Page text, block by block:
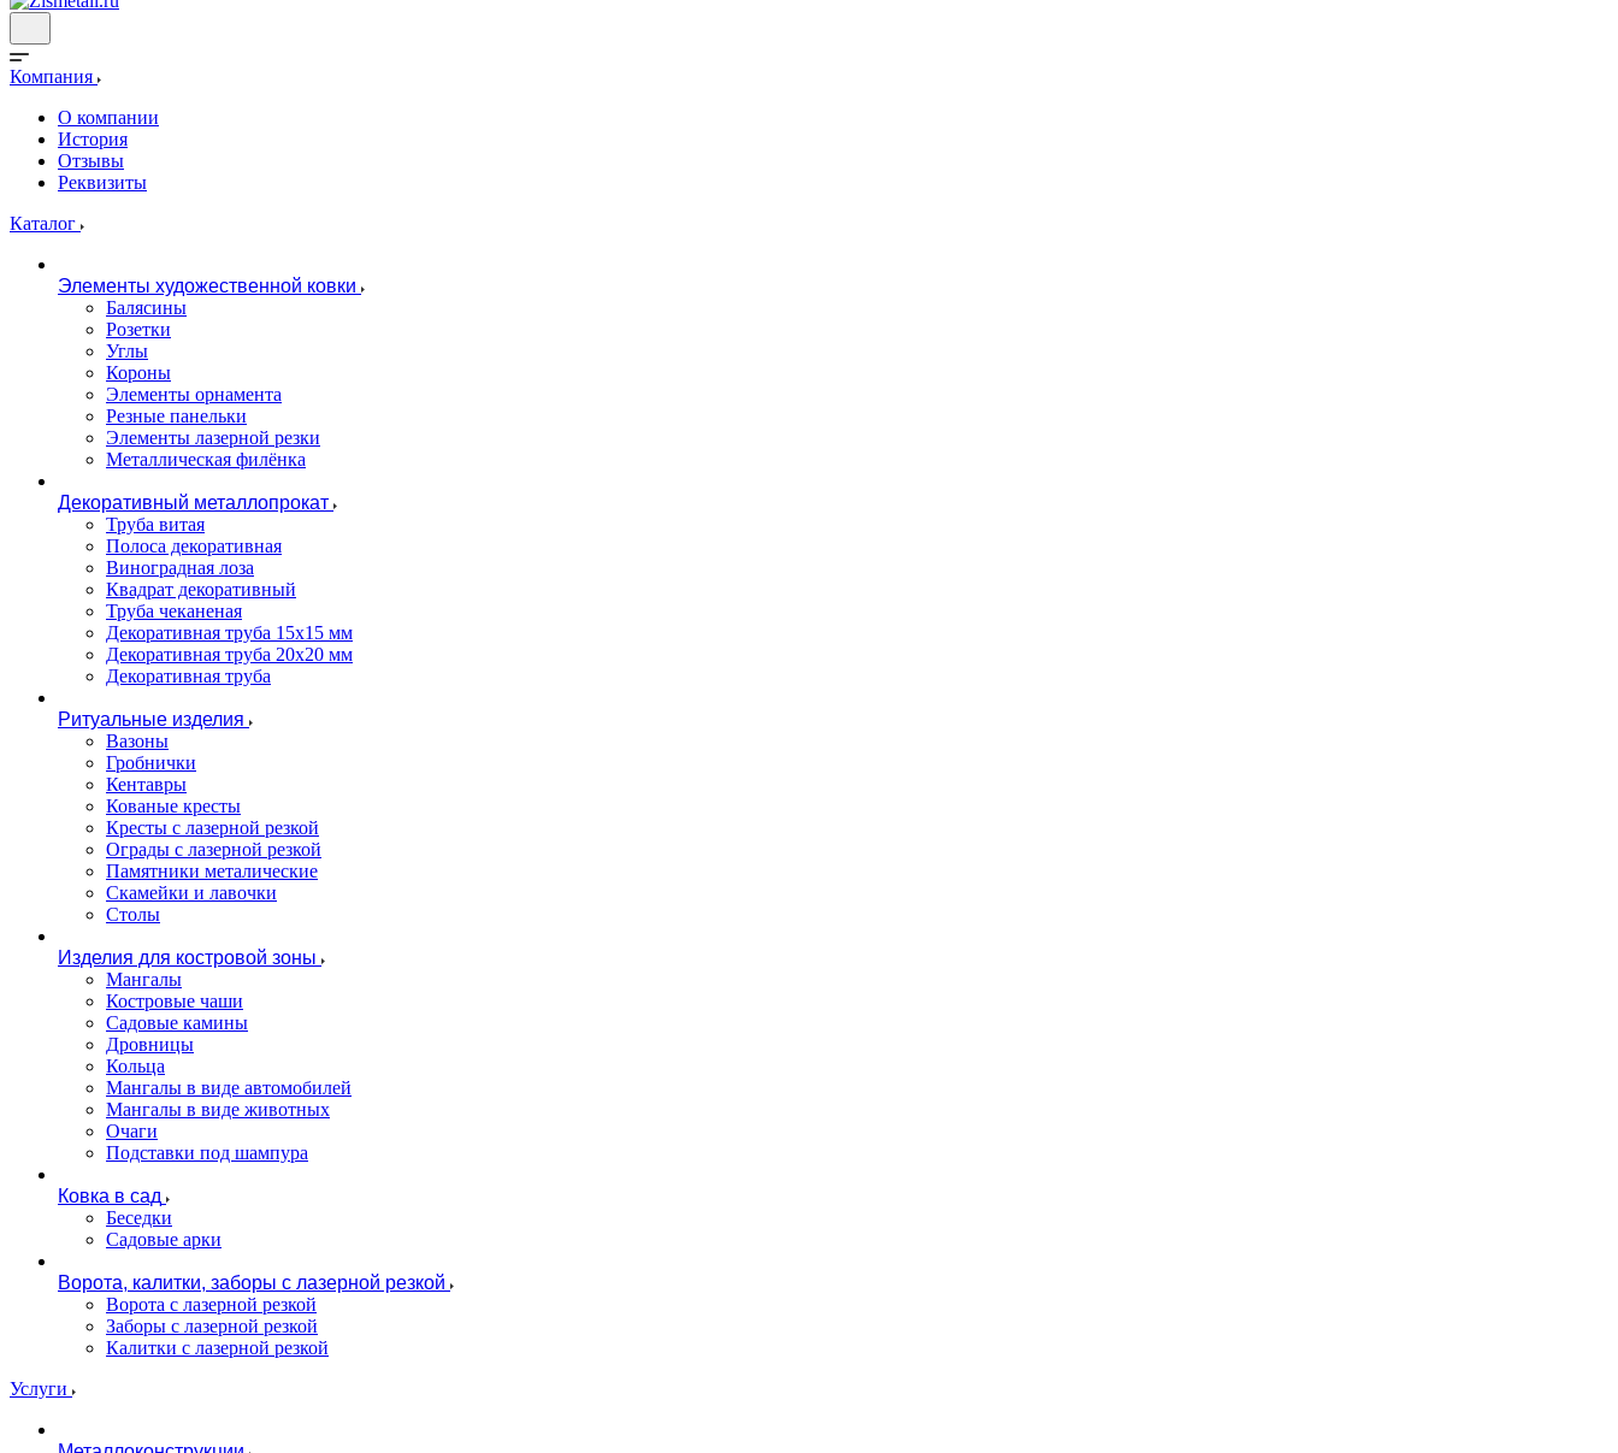
Компания
О компании
История
Отзывы
Реквизиты
Каталог
Элементы художественной ковки
Балясины
Розетки
Углы
Короны
Элементы орнамента
Резные панельки
Элементы лазерной резки
Металлическая филёнка
Декоративный металлопрокат
Труба витая
Полоса декоративная
Виноградная лоза
Квадрат декоративный
Труба чеканеная
Декоративная труба 15х15 мм
Декоративная труба 20х20 мм
Декоративная труба
Ритуальные изделия
Вазоны
Гробнички
Кентавры
Кованые кресты
Кресты с лазерной резкой
Ограды с лазерной резкой
Памятники металические
Скамейки и лавочки
Столы
Изделия для костровой зоны
Мангалы
Костровые чаши
Садовые камины
Дровницы
Кольца
Мангалы в виде автомобилей
Мангалы в виде животных
Очаги
Подставки под шампура
Ковка в сад
Беседки
Садовые арки
Ворота, калитки, заборы с лазерной резкой
Ворота с лазерной резкой
Заборы с лазерной резкой
Калитки с лазерной резкой
Услуги